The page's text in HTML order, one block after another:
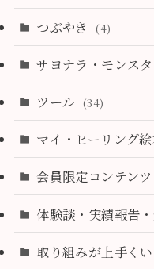
つぶやき (4)
サヨナラ・モンス
ツール (34)
マイ・ヒーリング
会員限定コンテンツ
体験談・実績報告
取り組みが上手く